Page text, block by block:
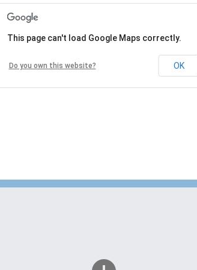
France
This page can't load Google Maps correctly.
Do you own this website? OK